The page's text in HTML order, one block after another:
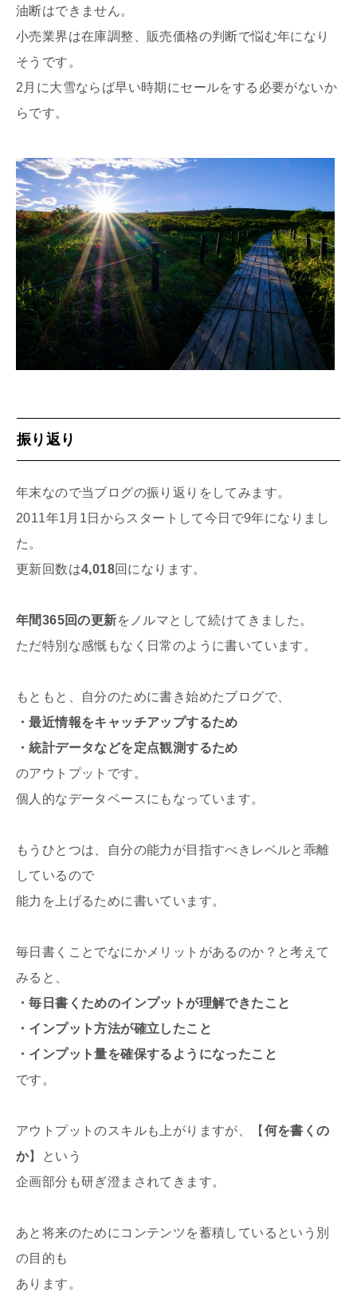
油断はできません。
小売業界は在庫調整、販売価格の判断で悩む年になり
そうです。
2月に大雪ならば早い時期にセールをする必要がないか
らです。
振り返り
年末なので当ブログの振り返りをしてみます。
2011年1月1日からスタートして今日で9年になりまし
た。
更新回数は4,018回になります。
年間365回の更新をノルマとして続けてきました。
ただ特別な感慨もなく日常のように書いています。
もともと、自分のために書き始めたブログで、
・最近情報をキャッチアップするため
・統計データなどを定点観測するため
のアウトプットです。
個人的なデータベースにもなっています。
もうひとつは、自分の能力が目指すべきレベルと乖離
しているので
能力を上げるために書いています。
毎日書くことでなにかメリットがあるのか？と考えて
みると、
・毎日書くためのインプットが理解できたこと
・インプット方法が確立したこと
・インプット量を確保するようになったこと
です。
アウトプットのスキルも上がりますが、【 何を書くの
か】という
企画部分も研ぎ澄まされてきます。
あと将来のためにコンテンツを蓄積しているという別
の目的も
あります。